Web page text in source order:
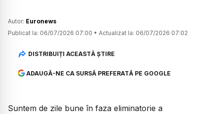
Autor: Euronews
Publicat la: 06/07/2026 07:00 • Actualizat la: 06/07/2026 07:02
DISTRIBUIȚI ACEASTĂ ȘTIRE
ADAUGĂ-NE CA SURSĂ PREFERATĂ PE GOOGLE
Suntem de zile bune în faza eliminatorie a